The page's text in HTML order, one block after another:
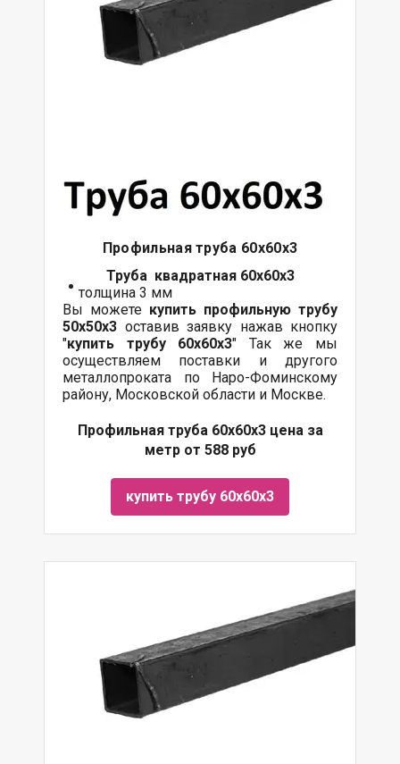
Профильная труба 60х60х3
Труба квадратная 60х60х3
толщина 3 мм
Вы можете купить профильную трубу
50х50х3 оставив заявку нажав кнопку
"купить трубу60х60х3" Так же мы
осуществляем поставки и другого
металлопроката по Наро-Фоминскому
району, Московской области и Москве.
Профильная труба 60х60х3 цена за
метр от 588 руб
купить трубу 60х60х3